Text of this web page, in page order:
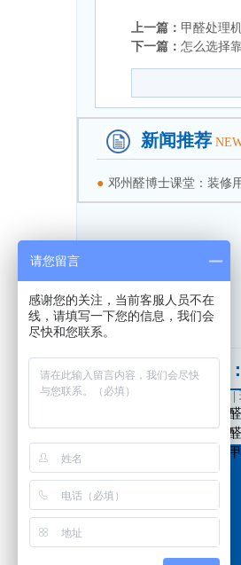
上一篇： 甲醛处理
下一篇： 怎么选择
新闻推荐
● 邓州醛博士课堂：装修
友情链接：
费发贴网站
中江甲
嵊州甲醛治理
伊春甲
晋安区
请您留言
感谢您的关注，当前客服人员不在
线，请填写一下您的信息，我们会
尽快和您联系。